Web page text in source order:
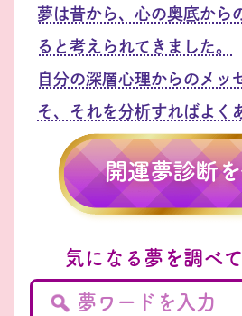
夢は昔から、心の奥底から
ると考えられてきました。
自分の深層心理からのメッ
そ、それを分析すればよく
気になる夢を調べ